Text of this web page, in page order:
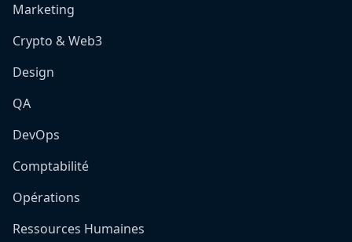
Marketing
Crypto & Web3
Design
QA
DevOps
Comptabilité
Opérations
Ressources Humaines